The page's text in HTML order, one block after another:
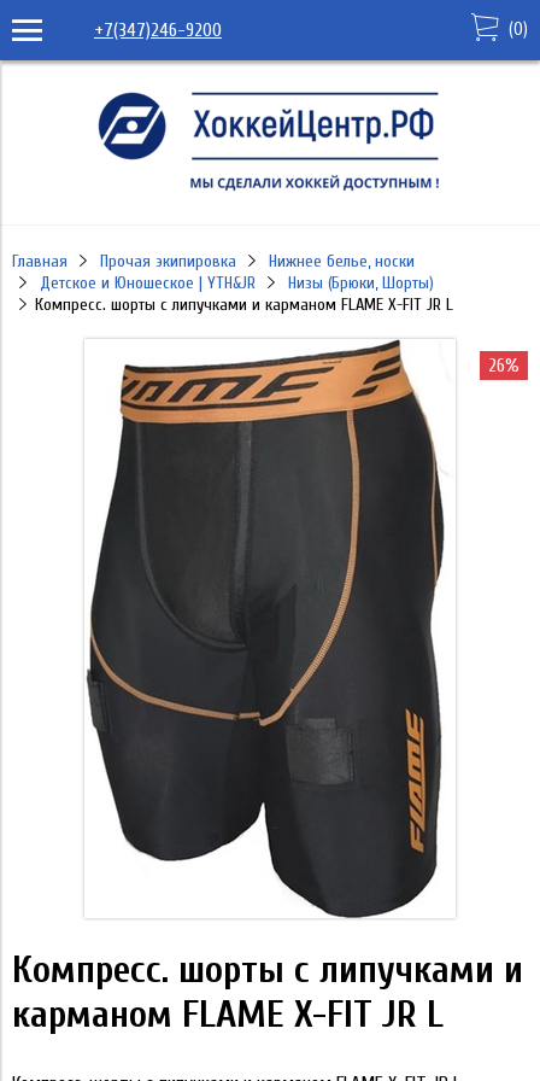
+7(347)246-9200 (0)
Главная Прочая экипировка
Нижнее белье, носки
Детское и Юношеское | YTH&JR
Низы (Брюки, Шорты)
Компресс. шорты с липучками и карманом FLAME X-FIT JR L
26%
Компресс. шорты с липучками и
карманом FLAME X-FIT JR L